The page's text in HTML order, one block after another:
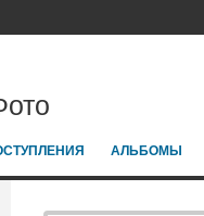
АЛЬБОМЫ